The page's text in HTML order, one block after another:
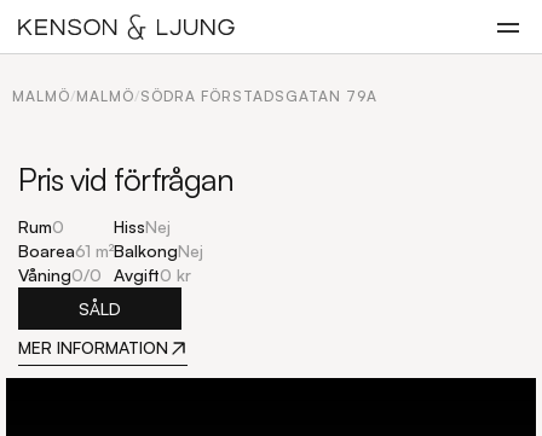
MALMÖ/MALMÖ/SÖDRA FÖRSTADSGATAN 79A
Pris vid förfrågan
Rum0
Boarea61 m²
Våning0/0
HissNej
BalkongNej
Avgift0 kr
SÅLD
MER INFORMATION